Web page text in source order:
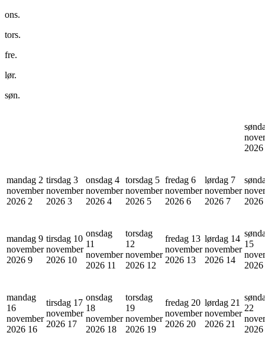
ons.
tors.
fre.
lør.
søn.
2026
mandag 2
november
2026 2
tirsdag 3
november
2026 3
onsdag 4
november
2026 4
torsdag 5
november
2026 5
fredag 6
november
2026 6
lørdag 7
november
2026 7
2026
mandag 9
november
2026 9
tirsdag 10
november
2026 10
onsdag
11
november
2026 11
torsdag
12
november
2026 12
fredag 13
november
2026 13
lørdag 14
november
2026 14
15
2026
mandag
16
november
2026 16
tirsdag 17
november
2026 17
onsdag
18
november
2026 18
torsdag
19
november
2026 19
fredag 20
november
2026 20
lørdag 21
november
2026 21
22
2026